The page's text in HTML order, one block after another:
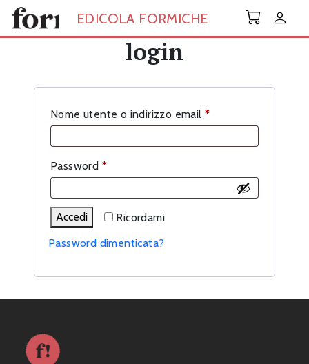
Skip to main content
EDICOLA FORMICHE
login
Nome utente o indirizzo email *Richiesto
Password *Richiesto
Ricordami
Accedi
Password dimenticata?